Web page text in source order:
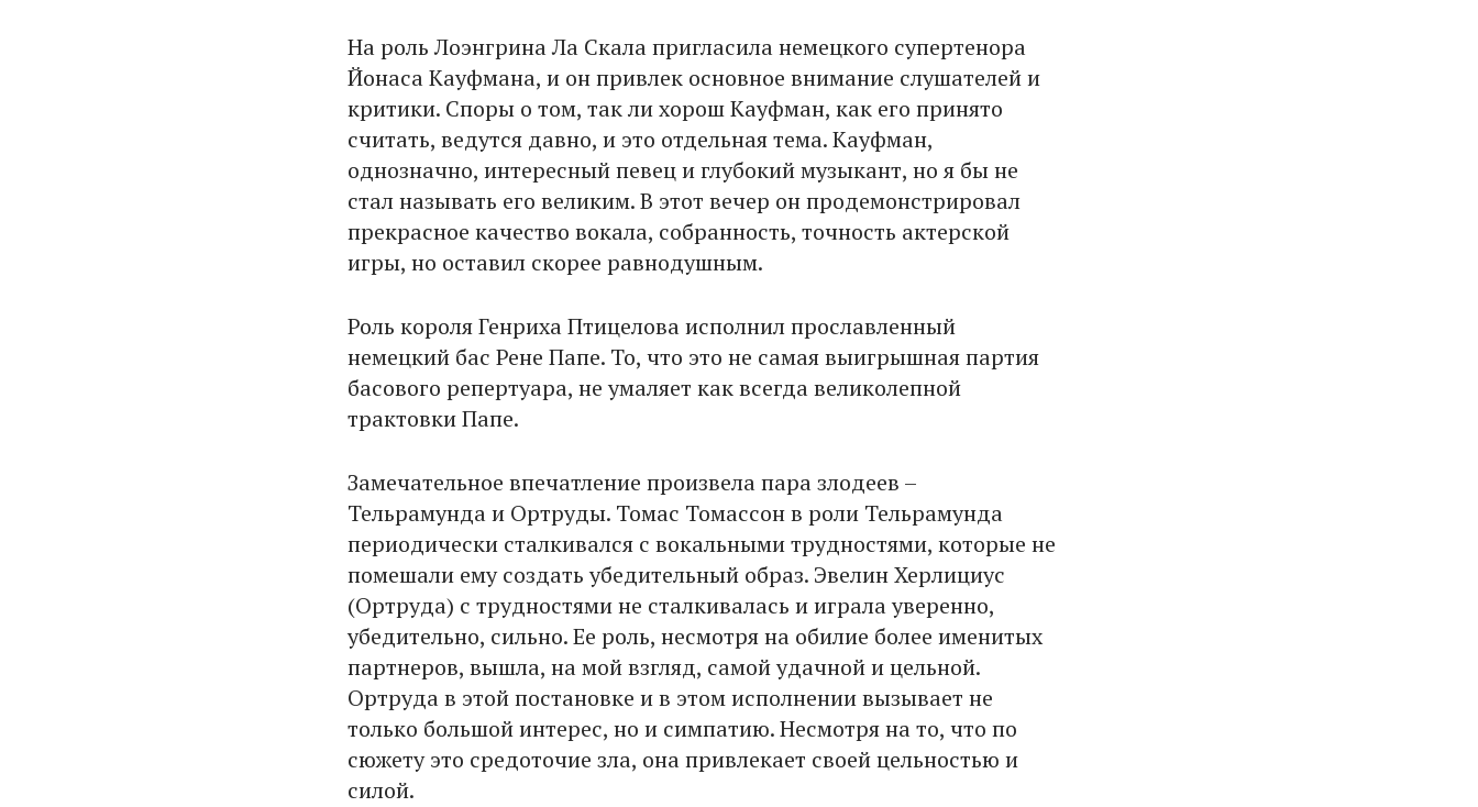
На роль Лоэнгрина Ла Скала пригласила немецкого супертенора
Йонаса Кауфмана, и он привлек основное внимание слушателей и
критики. Споры о том, так ли хорош Кауфман, как его принято
считать, ведутся давно, и это отдельная тема. Кауфман,
однозначно, интересный певец и глубокий музыкант, но я бы не
стал называть его великим. В этот вечер он продемонстрировал
прекрасное качество вокала, собранность, точность актерской
игры, но оставил скорее равнодушным.
Роль короля Генриха Птицелова исполнил прославленный
немецкий бас Рене Папе. То, что это не самая выигрышная партия
басового репертуара, не умаляет как всегда великолепной
трактовки Папе.
Замечательное впечатление произвела пара злодеев –
Тельрамунда и Ортруды. Томас Томассон в роли Тельрамунда
периодически сталкивался с вокальными трудностями, которые не
помешали ему создать убедительный образ. Эвелин Херлициус
(Ортруда) с трудностями не сталкивалась и играла уверенно,
убедительно, сильно. Ее роль, несмотря на обилие более именитых
партнеров, вышла, на мой взгляд, самой удачной и цельной.
Ортруда в этой постановке и в этом исполнении вызывает не
только большой интерес, но и симпатию. Несмотря на то, что по
сюжету это средоточие зла, она привлекает своей цельностью и
силой.